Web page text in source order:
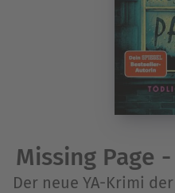
Missing Page
Der neue YA-Krimi